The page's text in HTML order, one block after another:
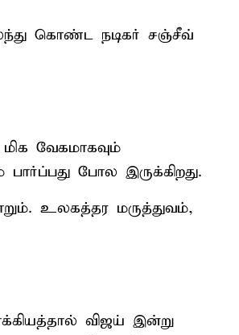
கொண்ட நடிகர் சஞ்சீவ்
வேகமாகவும்
போல இருக்கிறது.
உலகத்தர மருத்துவம்,
விஜய் இன்று